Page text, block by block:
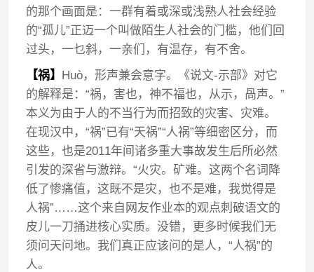
的那个画面是：一群有着或深或浅熟人社会经验
的“孤儿”正迈一个叫做陌生人社会的门槛，他们回
过头，一乜斜，一亲们，有温存，有不舍。
【祸】 Huò，形声兼会意字。《说文-示部》对它
的解释是：“祸，害也，神不福也，从示，咼声。”
本义为由于人的不当行为而招致的灾害、灾难。
在现汉中，“祸”已有“天祸”“人祸”等细密区分，而
这些，也是2011年间诸多重大事故发生后所必然
引发的深省与激辩。“火灾。矿难。这两个名词降
低了惨痛值，这既不是灾，也不是难，我觉得是
人祸”……这个来自网友作业本的观点刺破语文的
皮儿一刀捅进核心实质。没错，更多时候我们无
须问天问地。我们真正应该问的是人，“人祸”的
人。